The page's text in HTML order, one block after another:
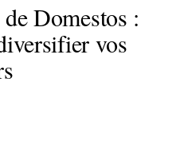
Domestos :
vos